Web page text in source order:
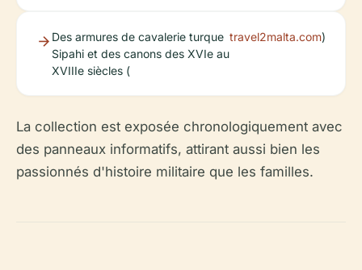
Des armures de cavalerie turque
Sipahi et des canons des XVIe au
XVIIIe siècles (
travel2malta.com)
La collection est exposée chronologiquement avec
des panneaux informatifs, attirant aussi bien les
passionnés d'histoire militaire que les familles.